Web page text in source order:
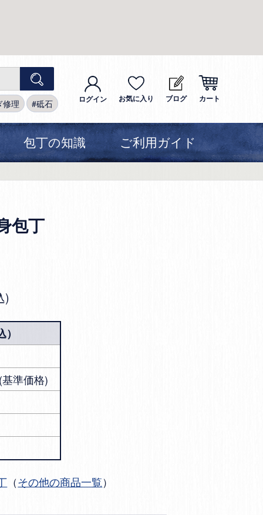
修理 砥石 ログイン お気に入り ブログ カート
包丁の知識 ご利用ガイド
包丁
準価格)
（その他の商品一覧）